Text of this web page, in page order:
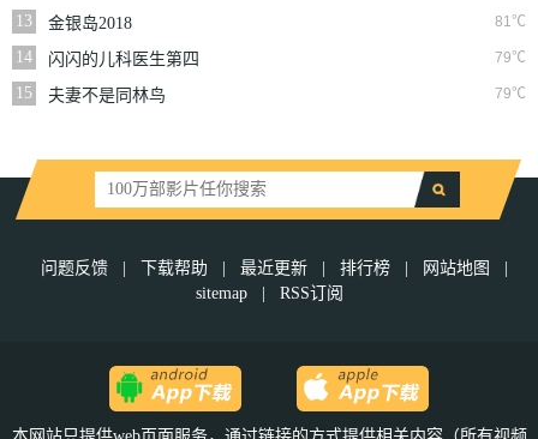
第一季
13 81℃
金银岛2018
14
79℃
闪闪的儿科医生第四
季
15 79℃
夫妻不是同林鸟
问题反馈 | 下载帮助 | 最近更新 | 排行榜 | 网站地图
|
sitemap
| RSS订阅